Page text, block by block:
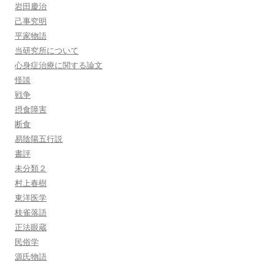
岩田慶治
己事究明
平家物語
当研究所について
心身症治療に関する論文
怪談
戦争
摂食障害
断食
易陰陽五行説
書評
未分類２
村上春樹
東洋医学
枝雀落語
正法眼蔵
民俗学
源氏物語